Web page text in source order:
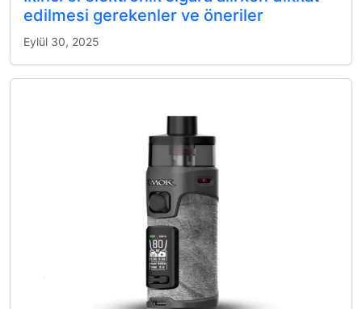
edilmesi gerekenler ve öneriler
Eylül 30, 2025